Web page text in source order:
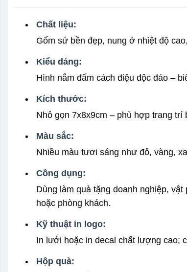
Chất liệu:
Gốm sứ bền đẹp, nung ở nhiệt độ
Kiểu dáng:
Hình nắm đấm cách điệu độc đáo –
Kích thước:
Nhỏ gọn 7x8x9cm – phù hợp trang trí
Màu sắc:
Nhiều màu tươi sáng như đỏ, vàng,
Công dụng:
Dùng làm quà tặng doanh nghiệp,
hoặc phòng khách.
Kỹ thuật in logo:
In lưới hoặc in decal chất lượng cao;
Hộp quà: